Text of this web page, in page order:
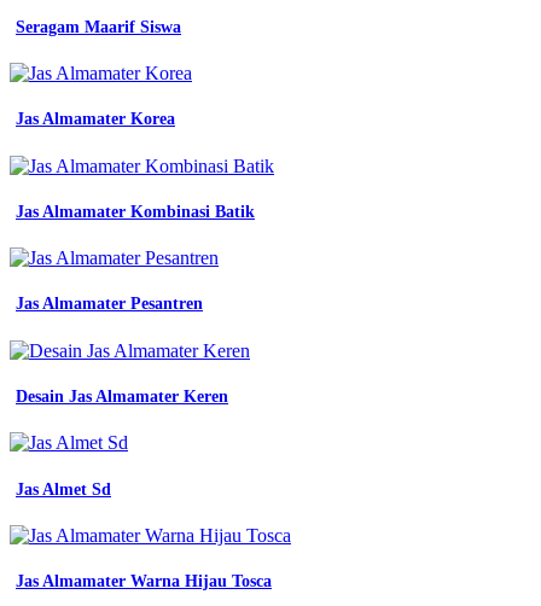
seragam
contoh
seragam
yang
mitra
seragam
no
1
di
indonesia
bahan
bagus
seragam
easy
jenis
contoh
Seragam Maarif Siswa
Jas Almamater Korea
Jas Almamater Kombinasi Batik
Jas Almamater Pesantren
Desain Jas Almamater Keren
Jas Almet Sd
Jas Almamater Warna Hijau Tosca